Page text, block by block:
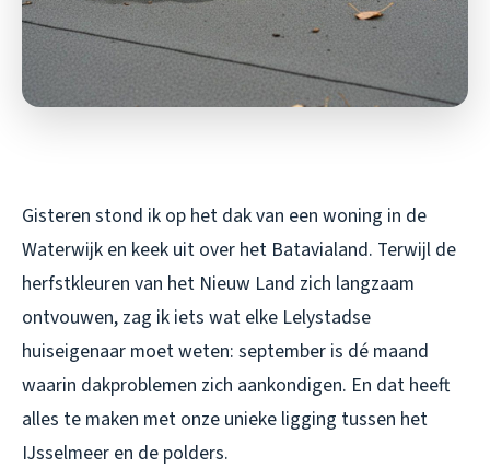
Gisteren stond ik op het dak van een woning in de
Waterwijk en keek uit over het Batavialand. Terwijl de
herfstkleuren van het Nieuw Land zich langzaam
ontvouwen, zag ik iets wat elke Lelystadse
huiseigenaar moet weten: september is dé maand
waarin dakproblemen zich aankondigen. En dat heeft
alles te maken met onze unieke ligging tussen het
IJsselmeer en de polders.